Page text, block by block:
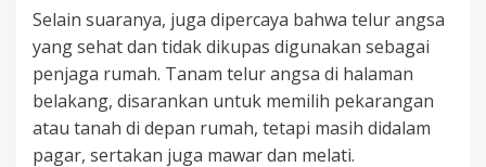
Selain suaranya, juga dipercaya bahwa telur angsa
yang sehat dan tidak dikupas digunakan sebagai
penjaga rumah. Tanam telur angsa di halaman
belakang, disarankan untuk memilih pekarangan
atau tanah di depan rumah, tetapi masih didalam
pagar, sertakan juga mawar dan melati.